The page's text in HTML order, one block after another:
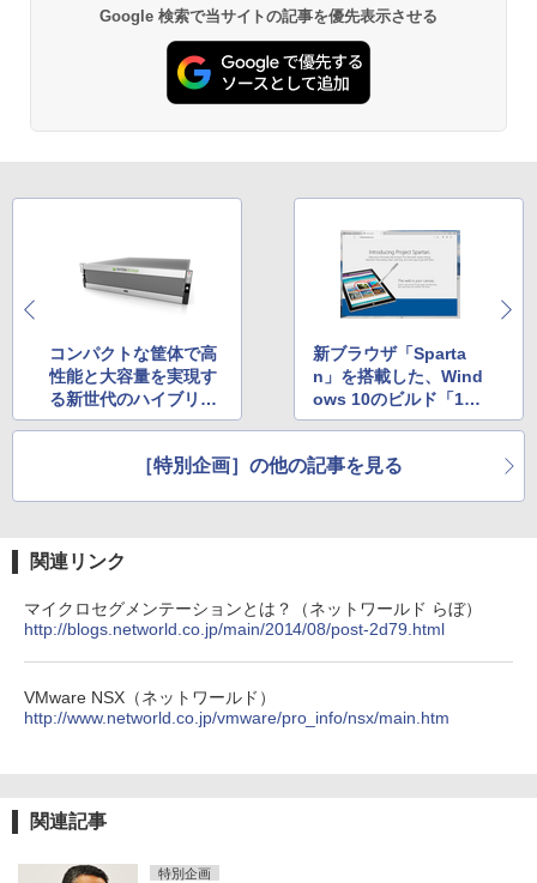
Google 検索で当サイトの記事を優先表示させる
コンパクトな筐体で高
性能と大容量を実現す
る新世代のハイブリッ
ド型ストレージ「Nim
新ブラウザ「Sparta
n」を搭載した、Wind
ows 10のビルド「100
49」
［特別企画］の他の記事を見る
関連リンク
マイクロセグメンテーションとは？（ネットワールド らぼ）
http://blogs.networld.co.jp/main/2014/08/post-2d79.html
VMware NSX（ネットワールド）
http://www.networld.co.jp/vmware/pro_info/nsx/main.htm
関連記事
特別企画